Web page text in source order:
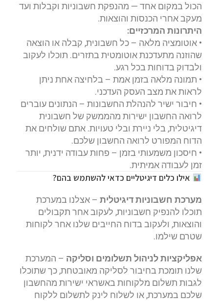
הכול במקום אחד — מהנפקת חשבוניות וקבלות ועד
מעקב אחרי הכנסות והוצאות.
היתרונות המרכזיים:
• אוטומציה מלאה – כל חשבונית, קבלה או הוצאה
שהוזנה מתעדכנת אוטומטית בתזרים. תוכלו לעקוב
ולבדוק בדוחות בכל רגע.
• תמונה מלאה בזמן אמת – בלחיצה אחת ניתן
לראות את מצב העסק העדכני.
• חיבור ישיר להנהלת החשבונות – הנתונים עוברים
לרואה החשבון ישירות מהממשק של חשבונית
דיגיטלית, בלי ניירת ובלי טעויות. אתם שולחים את
הדוח המפורט לרואה החשבון שלכם.
• חיסכון משמעותי בזמן – פחות עבודה ידנית, יותר
זמן לעבודה אמיתית.
אילו כלים דיגיטליים כדאי להשתמש בהם?
מערכת חשבוניות דיגיטלית – אצלנו במערכת
תוכלו להנפיק חשבוניות, לעקוב אחר תקבולים
והוצאות, ולעקוב בדוח החייבים שלנו אחר לקוחות
שטרם שילמו.
אפליקציות לניהול תשלומים וסליקה – המערכת
שלנו תומכת בחיבור לסליקה מאובטחת, כך שתוכלו
לגבות תשלום מלקוחות באשראי ישירות מהחשבון
שלכם במערכת, או לשלוח לינק לתשלום ללקוח